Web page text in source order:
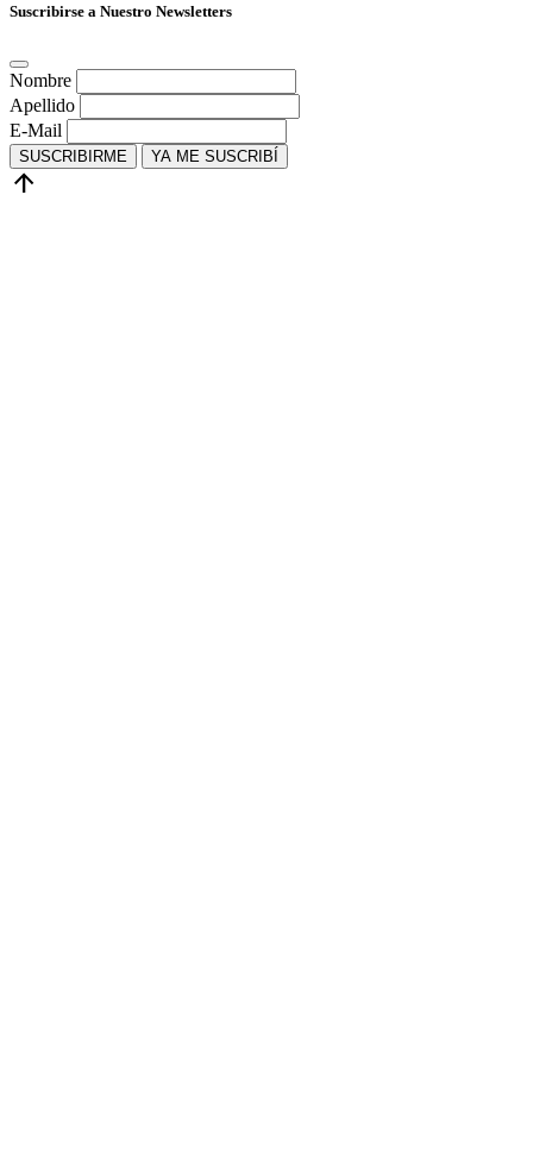
Suscribirse a Nuestro Newsletters
Nombre
Apellido
E-Mail
SUSCRIBIRME YA ME SUSCRIBÍ
arrow_upward